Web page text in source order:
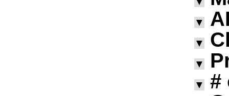
▼
▼
▼
▼ #